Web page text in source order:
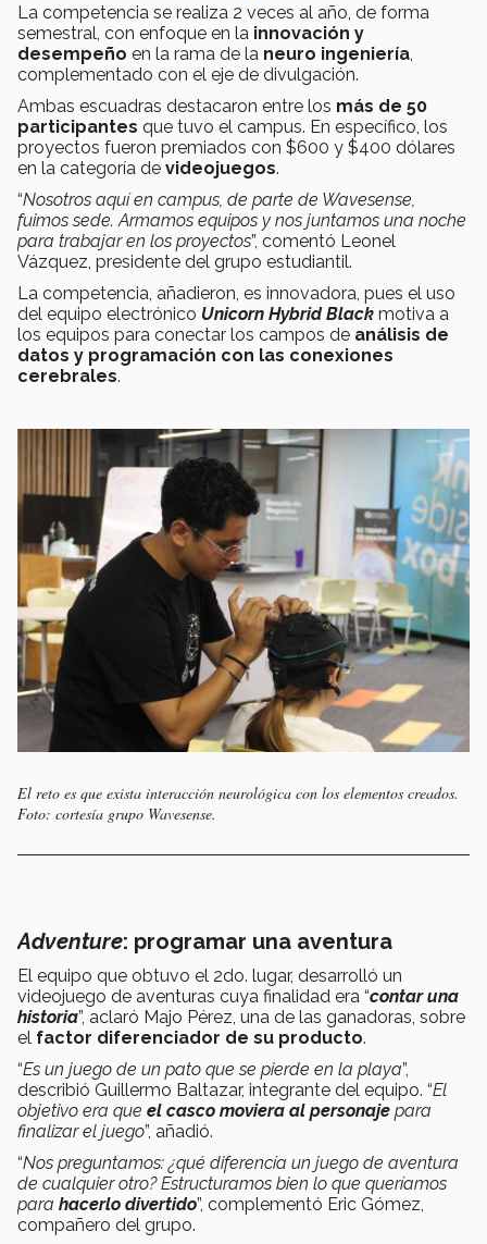
La competencia se realiza 2 veces al año, de forma
semestral, con enfoque en la innovación y
desempeño en la rama de la neuro ingeniería
complementado con el eje de divulgación.
Ambas escuadras destacaron entre los más de 50
participantes que tuvo el campus. En específico, los
proyectos fueron premiados con $600 y $400 dólares
en la categoría de videojuegos.
“Nosotros aquí en campus, de parte de Wavesense,
fuimos sede. Armamos equipos y nos juntamos una noche
para trabajar en los proyectos”, comentó Leonel
Vázquez, presidente del grupo estudiantil.
La competencia, añadieron, es innovadora, pues el uso
del equipo electrónico Unicorn Hybrid Black motiva a
los equipos para conectar los campos de análisis de
datos y programación con las conexiones
cerebrales.
El reto es que exista interacción neurológica con los elementos creados.
Foto: cortesía grupo Wavesense.
Adventure: programar una aventura
El equipo que obtuvo el 2do. lugar, desarrolló un
videojuego de aventuras cuya finalidad era “contar una
historia”, aclaró Majo Pérez, una de las ganadoras, sobre
el factor diferenciador de su producto.
“Es un juego de un pato que se pierde en la playa”,
describió Guillermo Baltazar, integrante del equipo. “El
objetivo era que el casco moviera al personaje para
finalizar el juego”, añadió.
“Nos preguntamos: ¿qué diferencía un juego de aventura
de cualquier otro? Estructuramos bien lo que queríamos
para hacerlo divertido”, complementó Eric Gómez,
compañero del grupo.